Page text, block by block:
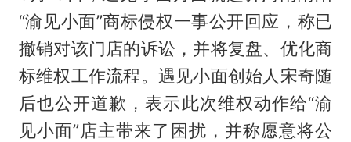
“渝见小面”商标侵权一事公开回应，称已
撤销对该门店的诉讼，并将复盘、优化商
标维权工作流程。遇见小面创始人宋奇随
后也公开道歉，表示此次维权动作给“渝
见小面”店主带来了困扰，并称愿意将公